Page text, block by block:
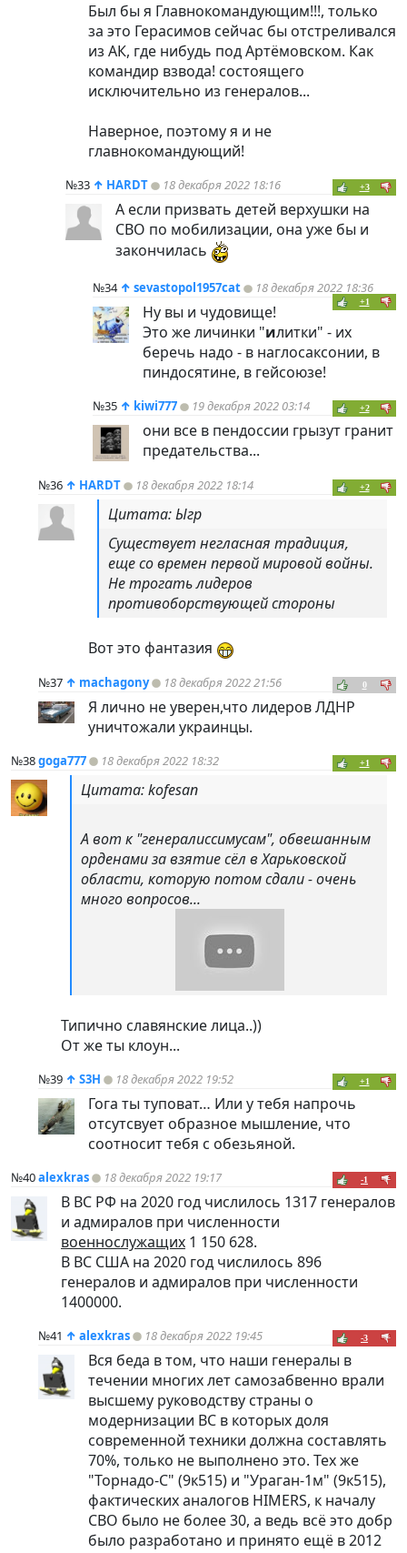
Был бы я Главнокомандующим!!!, только
за это Герасимов сейчас бы отстреливался
из АК, где нибудь под Артёмовском. Как
командир взвода! состоящего
исключительно из генералов...
Наверное, поэтому я и не
главнокомандующий!
№33 ↑ HARDT 18 декабря 2022 18:16 +3
А если призвать детей верхушки на
СВО по мобилизации, она уже бы и
закончилась
№34 ↑ sevastopol1957cat 18 декабря 2022 18:36
+1
Ну вы и чудовище!
Это же личинки "илитки" - их
беречь надо - в наглосаксонии, в
пиндocятине, в гейсоюзе!
№35 ↑ kiwi777 19 декабря 2022 03:14 +2
они все в пендоссии грызут гранит
предательства...
№36 ↑ HARDT 18 декабря 2022 18:14 +2
Цитата: Ыгр
Существует негласная традиция,
еще со времен первой мировой войны.
Не трогать лидеров
противоборствующей стороны
Вот это фантазия
№37 ↑ machagony 18 декабря 2022 21:56 0
Я лично не уверен,что лидеров ЛДНР
уничтожали украинцы.
№38goga777 18 декабря 2022 18:32 +1
Цитата: kofesan
А вот к "генералиссимусам", обвешанным
орденами за взятие сёл в Харьковской
области, которую потом сдали - очень
много вопросов...
Типично славянские лица..))
От же ты клоун...
№39 ↑ S3H 18 декабря 2022 19:52 +1
Гога ты туповат… Или у тебя напрочь
отсутсвует образное мышление, что
соотносит тебя с обезьяной.
№40alexkras 18 декабря 2022 19:17 -1
В ВС РФ на 2020 год числилось 1317 генералов
и адмиралов при численности
военнослужащих 1 150 628.
В ВС США на 2020 год числилось 896
генералов и адмиралов при численности
1400000.
№41 ↑ alexkras 18 декабря 2022 19:45 -3
Вся беда в том, что наши генералы в
течении многих лет самозабвенно врали
высшему руководству страны о
модернизации ВС в которых доля
современной техники должна составлять
70%, только не выполнено это. Тех же
"Торнадо-С" (9к515) и "Ураган-1м" (9к515),
фактических аналогов HIMERS, к началу
СВО было не более 30, а ведь всё это добр
было разработано и принято ещё в 2012